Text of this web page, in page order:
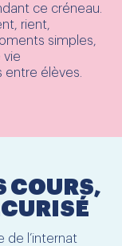
ce créneau.
rient,
simples,
vie
élèves.
COURS,
de l’internat